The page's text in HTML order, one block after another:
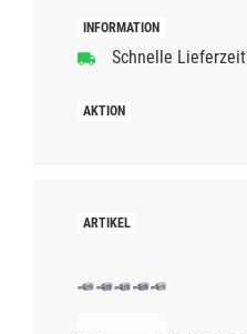
Schnelle Lieferzeit